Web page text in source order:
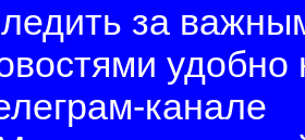
за
канале